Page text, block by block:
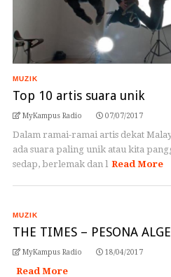
MUZIK
Top 10 artis suara unik
MyKampus Radio 07/07/2017
Dalam ramai-ramai artis dekat
ada suara paling unik atau kita
sedap, berlemak dan l Read More
MUZIK
THE TIMES – PESONA
MyKampus Radio 18/04/2017
Read More